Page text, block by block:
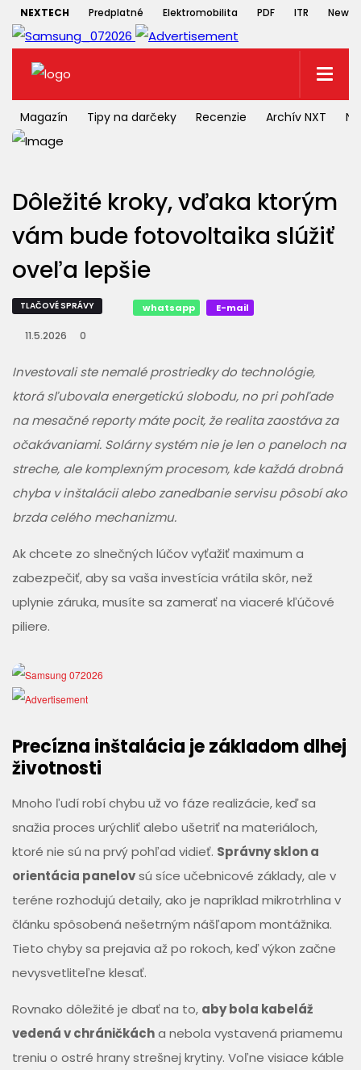
NEXTECH Predplatné Elektromobilita PDF ITR
Magazín Tipy na darčeky Recenzie Archív NXT
Dôležité kroky, vďaka ktorým
vám bude fotovoltaika slúžiť
oveľa lepšie
TLAČOVÉ SPRÁVY whatsapp E-mail
11.5.2026 0
Investovali ste nemalé prostriedky do technológie,
ktorá sľubovala energetickú slobodu, no pri pohľade
na mesačné reporty máte pocit, že realita zaostáva za
očakávaniami. Solárny systém nie je len o paneloch na
streche, ale komplexným procesom, kde každá drobná
chyba v inštalácii alebo zanedbanie servisu pôsobí ako
brzda celého mechanizmu.
Ak chcete zo slnečných lúčov vyťažiť maximum a
zabezpečiť, aby sa vaša investícia vrátila skôr, než
uplynie záruka, musíte sa zamerať na viaceré kľúčové
piliere.
Precízna inštalácia je základom dlhej
životnosti
Mnoho ľudí robí chybu už vo fáze realizácie, keď sa
snažia proces urýchliť alebo ušetriť na materiáloch,
ktoré nie sú na prvý pohľad vidieť. Správny sklon a
orientácia panelovsú síce učebnicové základy, ale v
teréne rozhodujú detaily, ako je napríklad mikrotrhlina v
článku spôsobená nešetrným nášľapom montážnika.
Tieto chyby sa prejavia až po rokoch, keď výkon začne
nevysvetliteľne klesať.
Rovnako dôležité je dbať na to, aby bola kabeláž
vedená v chráničkácha nebola vystavená priamemu
treniu o ostré hrany strešnej krytiny. Voľne visiace káble